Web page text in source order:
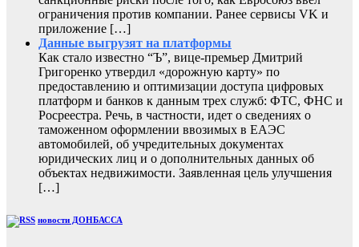
ограничения против компании. Ранее сервисы VK и
приложение […]
Данные выгрузят на платформы
Как стало известно “Ъ”, вице-премьер Дмитрий
Григоренко утвердил «дорожную карту» по
предоставлению и оптимизации доступа цифровых
платформ и банков к данным трех служб: ФТС, ФНС и
Росреестра. Речь, в частности, идет о сведениях о
таможенном оформлении ввозимых в ЕАЭС
автомобилей, об учредительных документах
юридических лиц и о дополнительных данных об
объектах недвижимости. Заявленная цель улучшения
[…]
новости ДОНБАССА